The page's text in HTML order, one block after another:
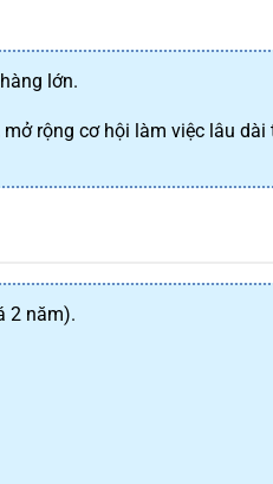
lớn.
rộng cơ hội làm việc lâu dài
2 năm).